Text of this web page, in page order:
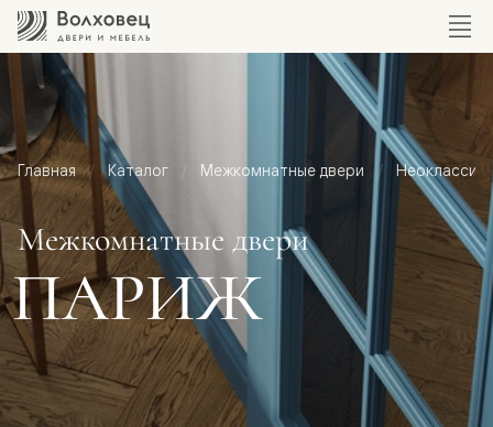
Главная Каталог Межкомнатные двери Неоклассика
Межкомнатные двери
ПАРИЖ